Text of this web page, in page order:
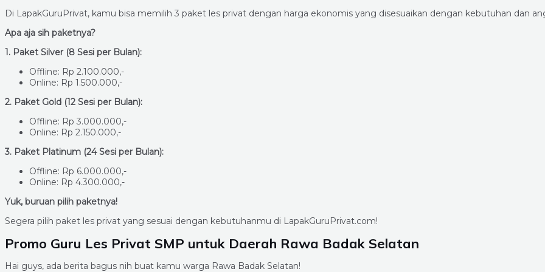
Di LapakGuruPrivat, kamu bisa memilih 3 paket les privat dengan harga ekonomis yang disesuaikan dengan kebutuhan dan
Apa aja sih paketnya?
1. Paket Silver (8 Sesi per Bulan):
Offline: Rp 2.100.000,-
Online: Rp 1.500.000,-
2. Paket Gold (12 Sesi per Bulan):
Offline: Rp 3.000.000,-
Online: Rp 2.150.000,-
3. Paket Platinum (24 Sesi per Bulan):
Offline: Rp 6.000.000,-
Online: Rp 4.300.000,-
Yuk, buruan pilih paketnya!
Segera pilih paket les privat yang sesuai dengan kebutuhanmu di LapakGuruPrivat.com!
Promo Guru Les Privat SMP untuk Daerah Rawa Badak Selatan
Hai guys, ada berita bagus nih buat kamu warga Rawa Badak Selatan!